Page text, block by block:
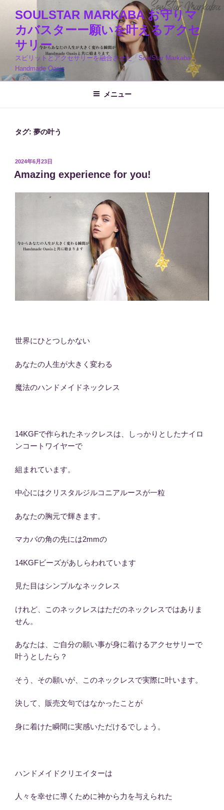
ス
SOULSTAR MARKABA お守りマ
カバスターー願いを叶えるアクセ
サリー
スピリットとアクセサリーを融合させた「SoulStar Markaba 」
Handmade Oasis
メニュー
タグ: 夢の叶う
投
稿
日:
2024年6月23日
Amazing experience for you!
世界にひとつしかない
あなたの人生が大きく変わる
魔法のハンドメイドネックレス
14KGFで作られたネックレスは、しっかりとしたナイロ
ンコートワイヤーで
組まれています。
中心にはクリスタルジルコニアルースが一粒
あなたの胸元で輝きます。
マカバの角の先には2mmの
14KGFビーズがあしらわれています
見た目はシンプルなネックレス
けれど、このネックレスはただのネックレスではありま
せん。
あなたは、ご自分の願い事が身に着けるアクセサリーで
叶うとしたら？
そう、その願いが、このネックレスで実際に叶います。
決して、販売文句ではなかったことが
身に着けた瞬間に実感いただけるでしょう。
ハンドメイドクリエイターは
人々を幸せに導くために神から力を与えられた